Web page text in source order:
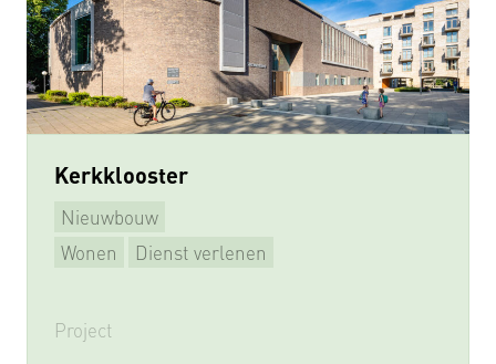
Kerkklooster
Nieuwbouw
Wonen
Dienst verlenen
Project